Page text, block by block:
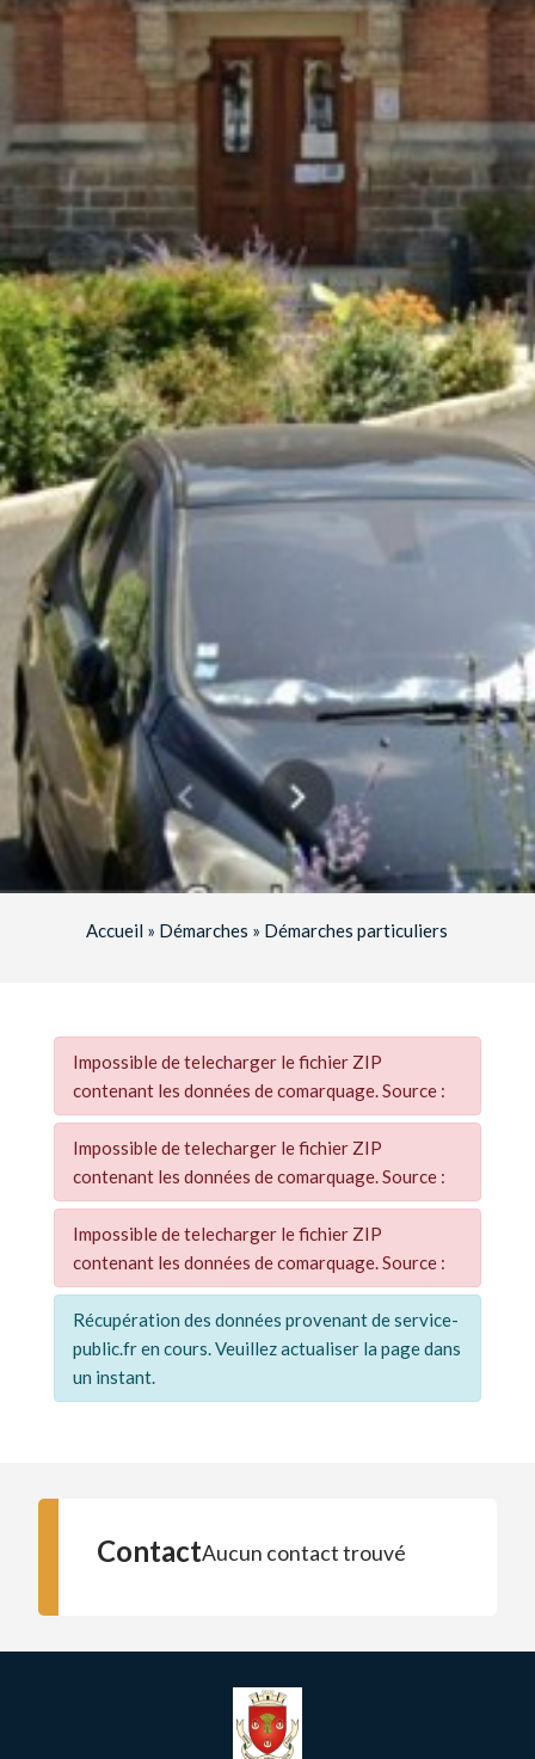
Accueil » Démarches » Démarches particuliers
Impossible de telecharger le fichier ZIP
contenant les données de comarquage. Source :
Impossible de telecharger le fichier ZIP
contenant les données de comarquage. Source :
Impossible de telecharger le fichier ZIP
contenant les données de comarquage. Source :
Récupération des données provenant de service-
public.fr en cours. Veuillez actualiser la page dans
un instant.
ContactAucun contact trouvé